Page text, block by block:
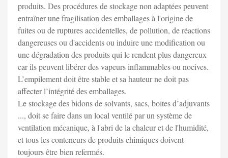
produits. Des procédures de stockage non adaptées peuvent
entraîner une fragilisation des emballages à l'origine de
fuites ou de ruptures accidentelles, de pollution, de réactions
dangereuses ou d'accidents ou induire une modification ou
une dégradation des produits qui le rendent plus dangereux
car ils peuvent libérer des vapeurs inflammables ou nocives.
L’empilement doit être stable et sa hauteur ne doit pas
affecter l’intégrité des emballages.
Le stockage des bidons de solvants, sacs, boites d’adjuvants
..., doit se faire dans un local ventilé par un système de
ventilation mécanique, à l'abri de la chaleur et de l'humidité,
et tous les conteneurs de produits chimiques doivent
toujours être bien refermés.